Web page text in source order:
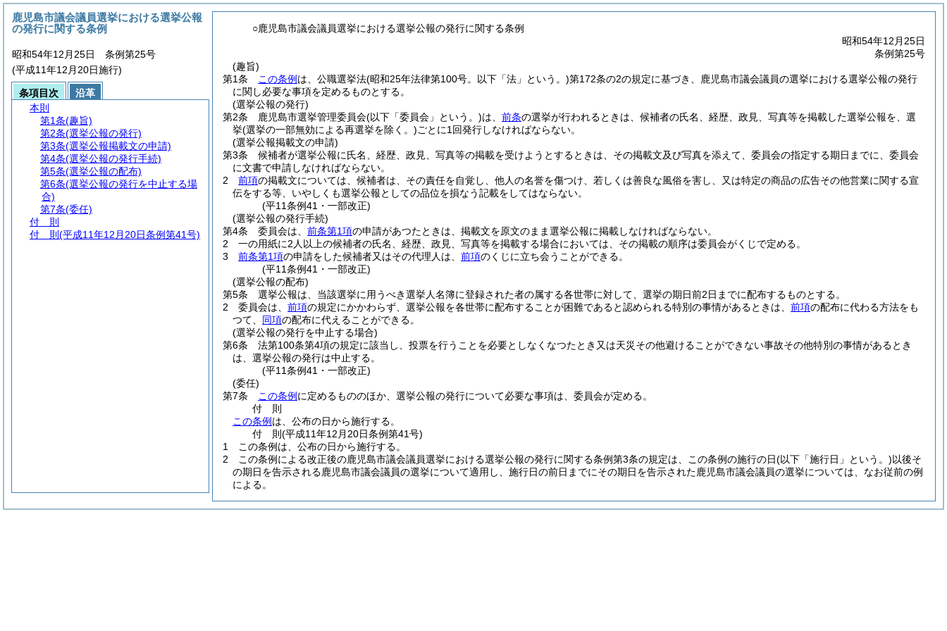
○鹿児島市議会議員選挙における選挙公報の発行に関する条例
昭和54年12月25日
条例第25号
(趣旨)
第1条
この条例 は、公職選挙法(昭和25年法律第100号。以下「法」という。)第172条の2の規定に基づき、鹿児島市議会議員の選挙における選挙公報の発行
に関し必要な事項を定めるものとする。
(選挙公報の発行)
第2条
鹿児島市選挙管理委員会(以下「委員会」という。)は、 前条の選挙が行われるときは、候補者の氏名、経歴、政見、写真等を掲載した選挙公報を、選
挙(選挙の一部無効による再選挙を除く。)ごとに1回発行しなければならない。
(選挙公報掲載文の申請)
第3条
候補者が選挙公報に氏名、経歴、政見、写真等の掲載を受けようとするときは、その掲載文及び写真を添えて、委員会の指定する期日までに、委員会
に文書で申請しなければならない。
2
前項の掲載文については、候補者は、その責任を自覚し、他人の名誉を傷つけ、若しくは善良な風俗を害し、又は特定の商品の広告その他営業に関する宣
伝をする等、いやしくも選挙公報としての品位を損なう記載をしてはならない。
(平11条例41・一部改正)
(選挙公報の発行手続)
第4条
委員会は、 前条第1項の申請があつたときは、掲載文を原文のまま選挙公報に掲載しなければならない。
2
一の用紙に2人以上の候補者の氏名、経歴、政見、写真等を掲載する場合においては、その掲載の順序は委員会がくじで定める。
3
前条第1項の申請をした候補者又はその代理人は、 前項のくじに立ち会うことができる。
(平11条例41・一部改正)
(選挙公報の配布)
第5条
選挙公報は、当該選挙に用うべき選挙人名簿に登録された者の属する各世帯に対して、選挙の期日前2日までに配布するものとする。
2
委員会は、 前項の規定にかかわらず、選挙公報を各世帯に配布することが困難であると認められる特別の事情があるときは、 前項の配布に代わる方法をも
つて、 同項の配布に代えることができる。
(選挙公報の発行を中止する場合)
第6条
法第100条第4項の規定に該当し、投票を行うことを必要としなくなつたとき又は天災その他避けることができない事故その他特別の事情があるとき
は、選挙公報の発行は中止する。
(平11条例41・一部改正)
(委任)
第7条
この条例 に定めるもののほか、選挙公報の発行について必要な事項は、委員会が定める。
付 則
この条例 は、公布の日から施行する。
付 則(平成11年12月20日条例第41号)
1
この条例は、公布の日から施行する。
2
この条例による改正後の鹿児島市議会議員選挙における選挙公報の発行に関する条例第3条の規定は、この条例の施行の日(以下「施行日」という。)以後そ
の期日を告示される鹿児島市議会議員の選挙について適用し、施行日の前日までにその期日を告示された鹿児島市議会議員の選挙については、なお従前の例
による。
鹿児島市議会議員選挙における選挙公報
の発行に関する条例
昭和54年12月25日 条例第25号
(平成11年12月20日施行)
条項目次
沿革
本則
第1条(趣旨)
第2条(選挙公報の発行)
第3条(選挙公報掲載文の申請)
第4条(選挙公報の発行手続)
第5条(選挙公報の配布)
第6条(選挙公報の発行を中止する場
合)
第7条(委任)
付 則
付 則 (平成11年12月20日条例第41号)